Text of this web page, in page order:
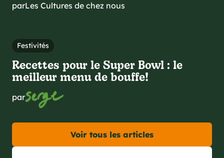
parLes Cultures de chez nous
Festivités
Recettes pour le Super Bowl : le
meilleur menu de bouffe!
par
Voir tous les articles